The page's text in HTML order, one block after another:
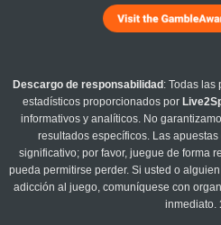
Descargo de responsabilidad : Todas las
estadísticos proporcionados por
informativos y analíticos. No
resultados específicos. Las
significativo; por favor, juegue de forma
pueda permitirse perder. Si usted o
adicción al juego, comuníquese con
inmediato.